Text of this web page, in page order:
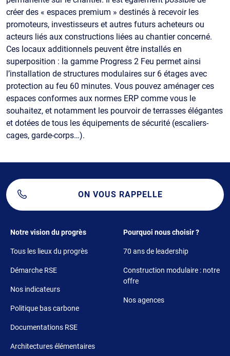
créer des « espaces premium » destinés à recevoir les
promoteurs, investisseurs et autres futurs acheteurs ou
acteurs liés aux constructions liées au chantier concerné.
Ces locaux additionnels peuvent être installés en
superposition : la gamme Progress 2 Feu permet ainsi
l’installation de structures modulaires sur 6 étages avec
protection au feu 60 minutes. Vous pouvez aménager ces
espaces conformes aux normes ERP comme vous le
souhaitez, et notamment les pourvoir de terrasses élégantes
et dotées de tous les équipements de sécurité (escaliers-
cages, garde-corps…).
ON VOUS RAPPELLE
Footer 1
Notre vision du progrès
Tous les lieux du progrès
Démarche RSE
Nos indicateurs
Politique bas carbone
Documentations RSE
Architectures élémentaires
Footer 2
Pourquoi nous choisir ?
70 ans de leadership
Construction modulaire : notre
offre
Nos agences